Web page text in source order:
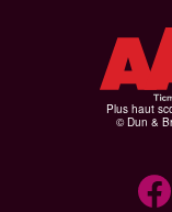
Plus haut
© Dun &